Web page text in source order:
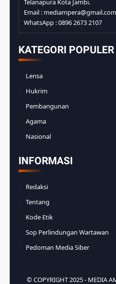
Telanapura Kota Jambi.
Email : mediampera@gmail.com
WhatsApp : 0896 2673 2107
KATEGORI POPULER
Lensa
Hukrim
Pembangunan
Agama
Nasional
INFORMASI
Redaksi
Tentang
Kode Etik
Sop Perlindungan Wartawan
Pedoman Media Siber
© COPYRIGHT 2025 - MEDIA